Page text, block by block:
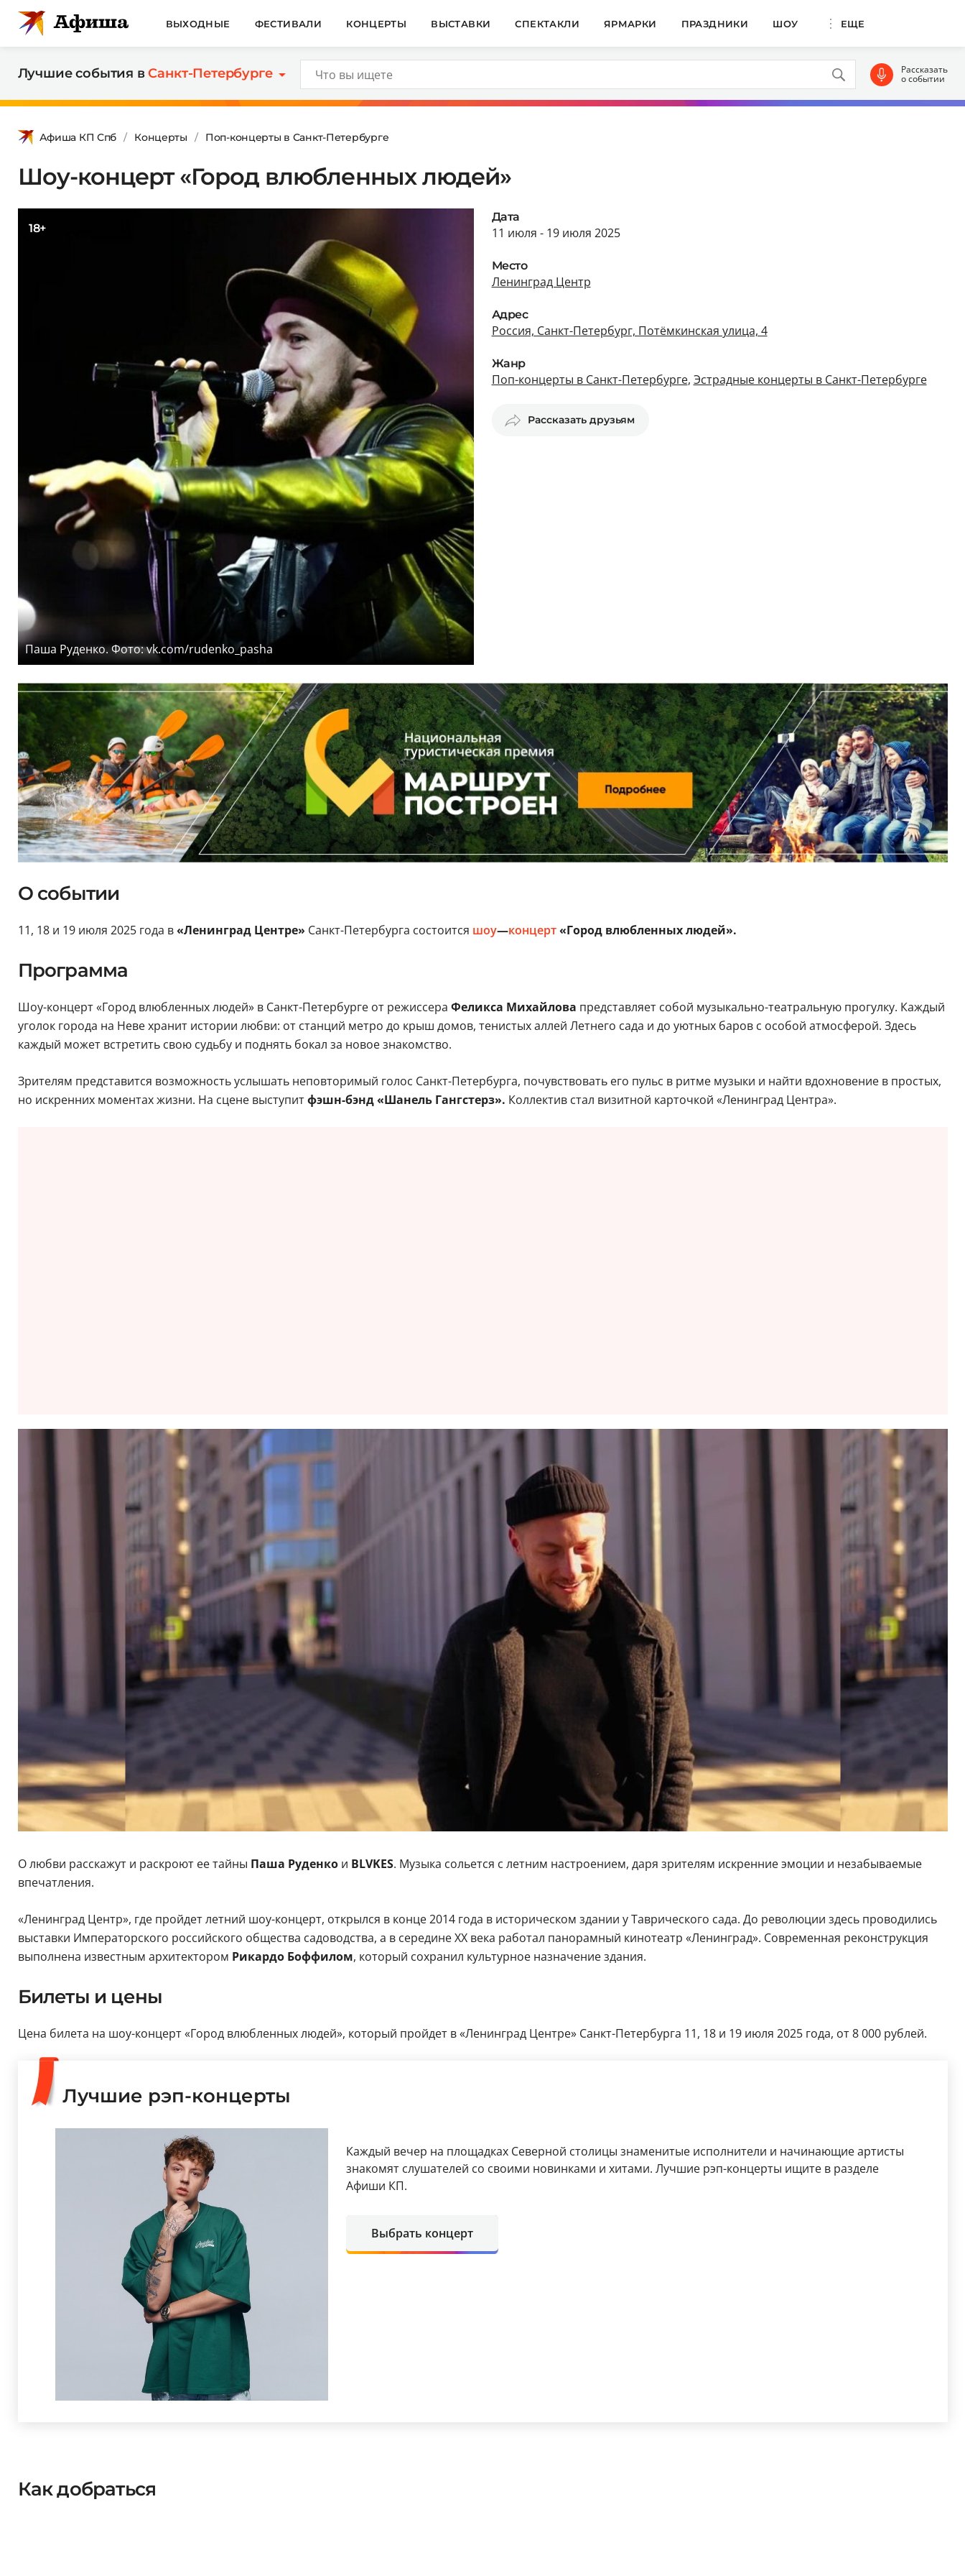
ВЫХОДНЫЕ ФЕСТИВАЛИ КОНЦЕРТЫ ВЫСТАВКИ СПЕКТАКЛИ ЯРМАРКИ ПРАЗДНИКИ ШОУ ЕЩЕ
Лучшие события вСанкт-Петербурге Рассказать
о событии
Афиша КП Спб Концерты Поп-концерты в Санкт-Петербурге
Шоу-концерт «Город влюбленных людей»
18+
Паша Руденко. Фото: vk.com/rudenko_pasha
Дата
11 июля - 19 июля 2025
Место
Ленинград Центр
Адрес
Россия, Санкт-Петербург, Потёмкинская улица, 4
Жанр
Поп-концерты в Санкт-Петербурге, Эстрадные концерты в Санкт-Петербурге
Рассказать друзьям
О событии
11, 18 и 19 июля 2025 года в«Ленинград Центре» Санкт-Петербурга состоится шоу—концерт«Город влюбленных людей».
Программа
Шоу-концерт «Город влюбленных людей» в Санкт-Петербурге от режиссера Феликса Михайлова представляет собой музыкально-театральную прогулку. Каждый
уголок города на Неве хранит истории любви: от станций метро до крыш домов, тенистых аллей Летнего сада и до уютных баров с особой атмосферой. Здесь
каждый может встретить свою судьбу и поднять бокал за новое знакомство.
Зрителям представится возможность услышать неповторимый голос Санкт-Петербурга, почувствовать его пульс в ритме музыки и найти вдохновение в простых,
но искренних моментах жизни. На сцене выступитфэшн-бэнд «Шанель Гангстерз». Коллектив стал визитной карточкой «Ленинград Центра».
О любви расскажут и раскроют ее тайны Паша Руденкои BLVKES. Музыка сольется с летним настроением, даря зрителям искренние эмоции и незабываемые
впечатления.
«Ленинград Центр», где пройдет летний шоу-концерт, открылся в конце 2014 года в историческом здании у Таврического сада. До революции здесь проводились
выставки Императорского российского общества садоводства, а в середине XX века работал панорамный кинотеатр «Ленинград». Современная реконструкция
выполнена известным архитектором Рикардо Боффилом, который сохранил культурное назначение здания.
Билеты и цены
Цена билета на шоу-концерт «Город влюбленных людей», который пройдет в «Ленинград Центре» Санкт-Петербурга 11, 18 и 19 июля 2025 года, от 8 000 рублей.
Лучшие рэп-концерты
Каждый вечер на площадках Северной столицы знаменитые исполнители и начинающие артисты
знакомят слушателей со своими новинками и хитами. Лучшие рэп-концерты ищите в разделе
Афиши КП.
Выбрать концерт
Как добраться